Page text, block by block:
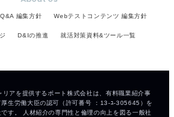
編集方針 Webテストコンテンツ 編集方針
D&Iの推進 就活対策資料&ツール一覧